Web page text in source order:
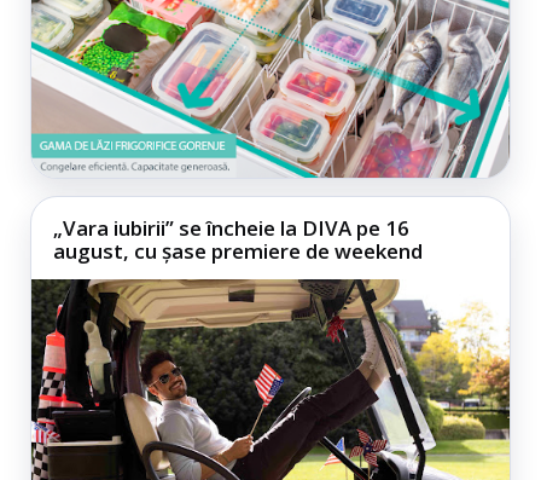
„Vara iubirii” se încheie la DIVA pe 16
august, cu șase premiere de weekend